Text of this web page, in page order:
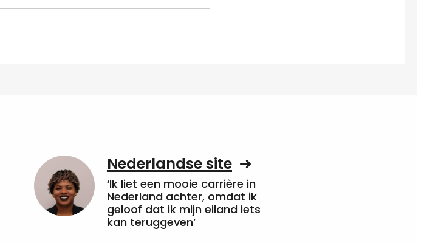
Nederlandse site
‘Ik liet een mooie carrière in
Nederland achter, omdat ik
geloof dat ik mijn eiland iets
kan teruggeven’